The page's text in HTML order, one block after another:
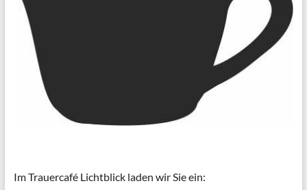
Im Trauercafé Lichtblick laden wir Sie ein: